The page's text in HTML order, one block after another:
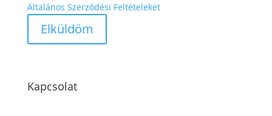
Általános Szerződési Feltételeket
Kapcsolat